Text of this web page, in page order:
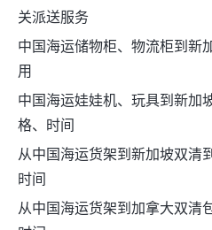
关派送服务
中国海运储物柜、物流柜到新
用
中国海运娃娃机、玩具到新加
格、时间
从中国海运货架到新加坡双清
时间
从中国海运货架到加拿大双清